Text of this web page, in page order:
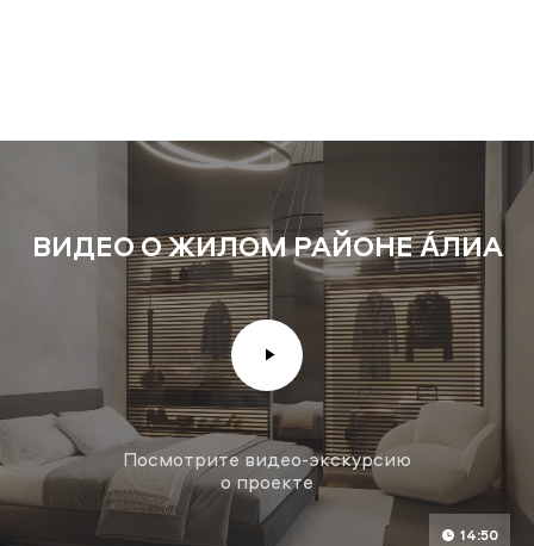
ВИДЕО О ЖИЛОМ РАЙОНЕ А́ЛИА
Посмотрите видео-экскурсию
о проекте
14:50